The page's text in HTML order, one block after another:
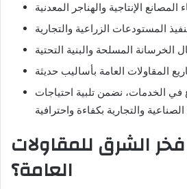
في الخدمات، نضمن تلبية احتياجات
فخر الشرق للمقاولات
العامة؟